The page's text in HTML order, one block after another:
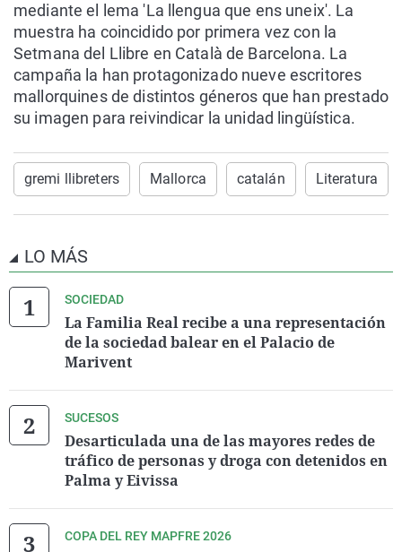
mediante el lema 'La llengua que ens uneix'. La
muestra ha coincidido por primera vez con la
Setmana del Llibre en Català de Barcelona. La
campaña la han protagonizado nueve escritores
mallorquines de distintos géneros que han prestado
su imagen para reivindicar la unidad lingüística.
gremi llibreters Mallorca catalán Literatura
LO MÁS
SOCIEDAD
La Familia Real recibe a una representación
de la sociedad balear en el Palacio de
Marivent
SUCESOS
Desarticulada una de las mayores redes de
tráfico de personas y droga con detenidos en
Palma y Eivissa
COPA DEL REY MAPFRE 2026